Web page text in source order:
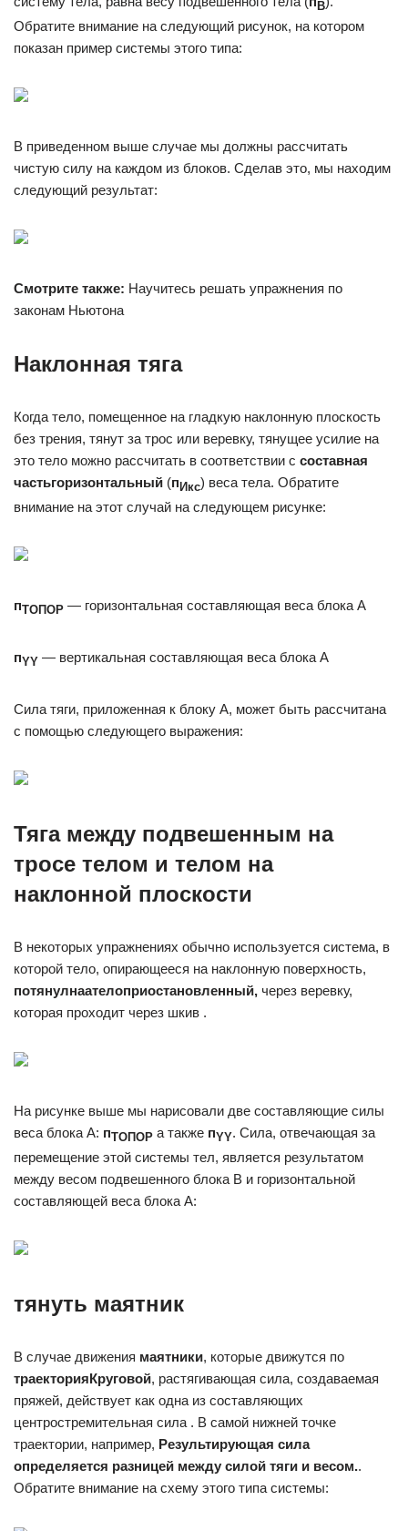
B
Обратите внимание на следующий рисунок, на котором
показан пример системы этого типа:
В приведенном выше случае мы должны рассчитать
чистую силу на каждом из блоков. Сделав это, мы находим
следующий результат:
Смотрите также: Научитесь решать упражнения по
законам Ньютона
Наклонная тяга
Когда тело, помещенное на гладкую наклонную плоскость
без трения, тянут за трос или веревку, тянущее усилие на
это тело можно рассчитать в соответствии с составная
частьгоризонтальный (п Икс) веса тела. Обратите
внимание на этот случай на следующем рисунке:
пТОПОР — горизонтальная составляющая веса блока А
пYY — вертикальная составляющая веса блока А
Сила тяги, приложенная к блоку A, может быть рассчитана
с помощью следующего выражения:
Тяга между подвешенным на
тросе телом и телом на
наклонной плоскости
В некоторых упражнениях обычно используется система, в
которой тело, опирающееся на наклонную поверхность,
потянулнаателоприостановленный, через веревку,
которая проходит через шкив .
На рисунке выше мы нарисовали две составляющие силы
веса блока A: пТОПОР а также пYY. Сила, отвечающая за
перемещение этой системы тел, является результатом
между весом подвешенного блока B и горизонтальной
составляющей веса блока A:
тянуть маятник
В случае движения маятники, которые движутся по
траекторияКруговой, растягивающая сила, создаваемая
пряжей, действует как одна из составляющих
центростремительная сила . В самой нижней точке
траектории, например, Результирующая сила
определяется разницей между силой тяги и весом..
Обратите внимание на схему этого типа системы: